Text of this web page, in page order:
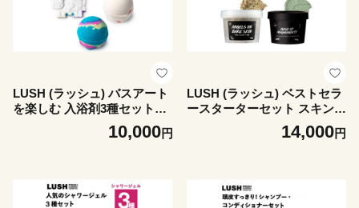
LUSH (ラッシュ) バスアート
を楽しむ 入浴剤3種セット
10,000円
LUSH (ラッシュ) ベストセラ
ースターターセット スキンケ
ア2種セット【1731839】
14,000円